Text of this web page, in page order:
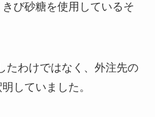
び砂糖を使用しているそ
たわけではなく、外注先の
していました。